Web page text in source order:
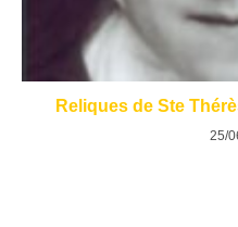
Reliques de Ste
25/